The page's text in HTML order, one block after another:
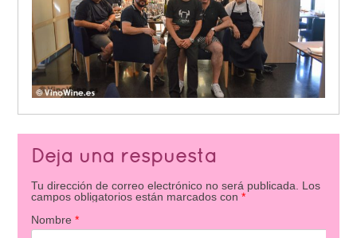
Deja una respuesta
Tu dirección de correo electrónico no será publicada.
Los
campos obligatorios están marcados con *
Nombre *